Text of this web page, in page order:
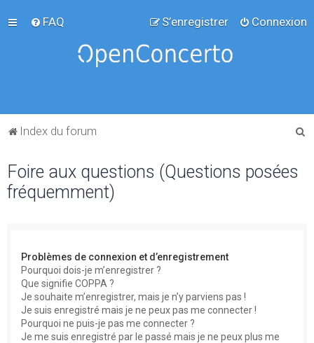
FAQ Connexion
S’enregistrer
Index du forum
Foire aux questions (Questions posées
fréquemment)
Problèmes de connexion et d’enregistrement
Pourquoi dois-je m’enregistrer ?
Que signifie COPPA ?
Je souhaite m’enregistrer, mais je n’y parviens pas !
Je suis enregistré mais je ne peux pas me connecter !
Pourquoi ne puis-je pas me connecter ?
Je me suis enregistré par le passé mais je ne peux plus me